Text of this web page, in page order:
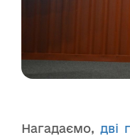
Нагадаємо, дві